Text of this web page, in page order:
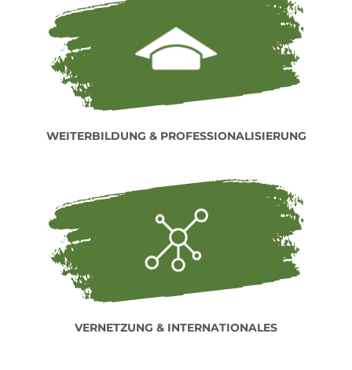
WEITERBILDUNG & PROFESSIONALISIERUNG
VERNETZUNG & INTERNATIONALES